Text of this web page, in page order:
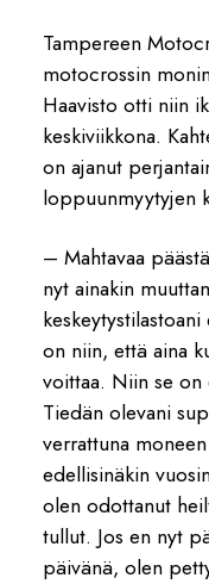
Tampereen
motocrossin
Haavisto otti niin
keskiviikkona.
on ajanut
loppuunmyytyjen
– Mahtavaa
nyt ainakin
on niin, että aina
voittaa. Niin se on
Tiedän olevani
verrattuna
edellisinäkin
olen odottanut
tullut. Jos en nyt
päivänä, olen